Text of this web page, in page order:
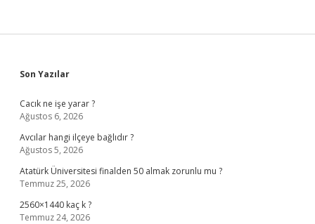
Sidebar
Son Yazılar
Cacık ne işe yarar ?
Ağustos 6, 2026
Avcılar hangi ilçeye bağlıdır ?
Ağustos 5, 2026
Atatürk Üniversitesi finalden 50 almak zorunlu mu ?
Temmuz 25, 2026
2560×1440 kaç k ?
Temmuz 24, 2026